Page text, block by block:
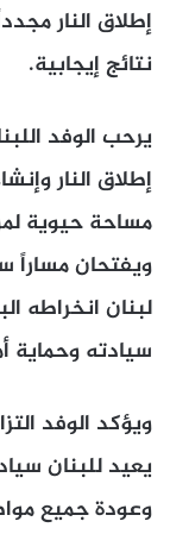
إطلاق النار
نتائج إيجابية.
يرحب الوفد
إطلاق النار
مساحة حيوية
ويفتحان مساراً
لبنان انخراطه
سيادته وحماية
ويؤكد الوفد
يعيد للبنان
وعودة جميع